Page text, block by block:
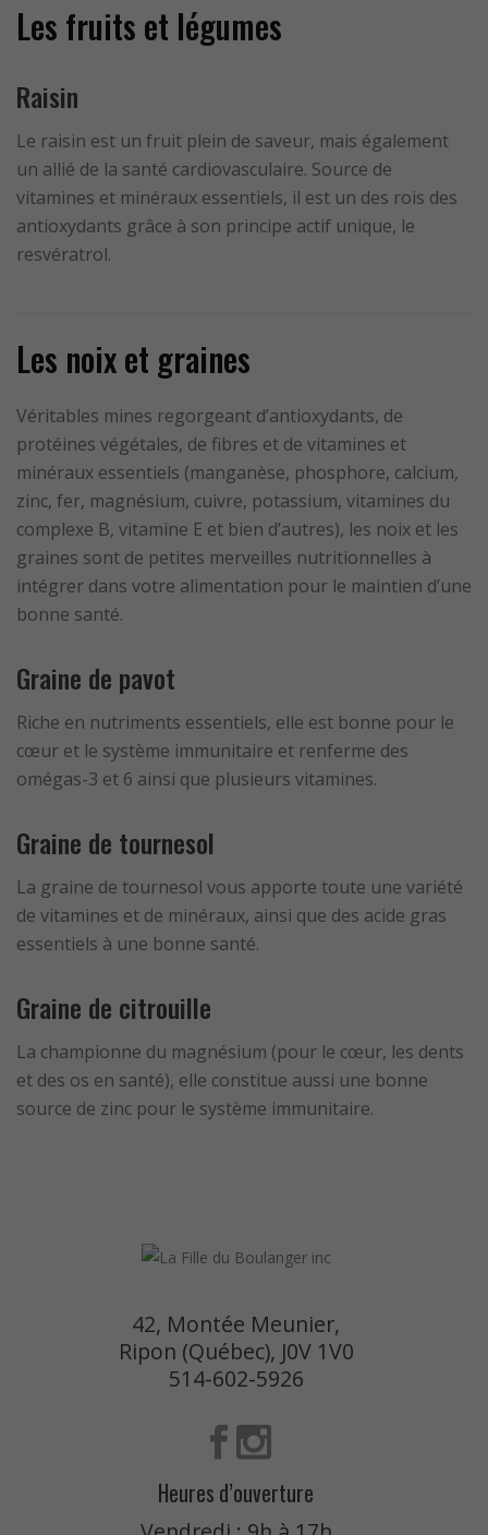
Les fruits et légumes
Raisin
Le raisin est un fruit plein de saveur, mais également
un allié de la santé cardiovasculaire. Source de
vitamines et minéraux essentiels, il est un des rois des
antioxydants grâce à son principe actif unique, le
resvératrol.
Les noix et graines
Véritables mines regorgeant d’antioxydants, de
protéines végétales, de fibres et de vitamines et
minéraux essentiels (manganèse, phosphore, calcium,
zinc, fer, magnésium, cuivre, potassium, vitamines du
complexe B, vitamine E et bien d’autres), les noix et les
graines sont de petites merveilles nutritionnelles à
intégrer dans votre alimentation pour le maintien d’une
bonne santé.
Graine de pavot
Riche en nutriments essentiels, elle est bonne pour le
cœur et le système immunitaire et renferme des
omégas-3 et 6 ainsi que plusieurs vitamines.
Graine de tournesol
La graine de tournesol vous apporte toute une variété
de vitamines et de minéraux, ainsi que des acide gras
essentiels à une bonne santé.
Graine de citrouille
La championne du magnésium (pour le cœur, les dents
et des os en santé), elle constitue aussi une bonne
source de zinc pour le système immunitaire.
42, Montée Meunier,
Ripon (Québec), J0V 1V0
514-602-5926
Heures d’ouverture